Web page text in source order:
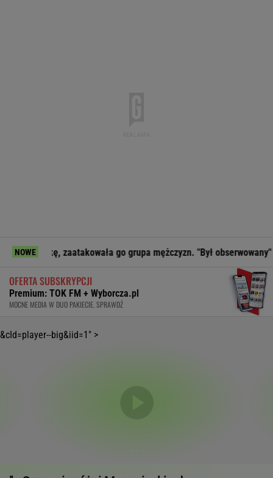
NOWE
zaatakowała go grupa mężczyzn. "Był obserwowany"
OFERTA SUBSKRYPCJI
Premium: TOK FM + Wyborcza.pl
MOCNE MEDIA W DUO PAKIECIE. SPRAWDŹ
&cId=player--big&iid=1" >